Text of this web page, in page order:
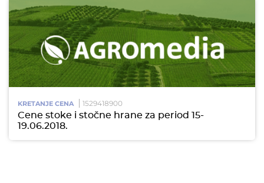
KRETANJE CENA 1529418900
Cene stoke i stočne hrane za period 15-
19.06.2018.